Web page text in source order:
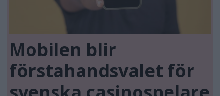
Mobilen blir
förstahandsvalet för